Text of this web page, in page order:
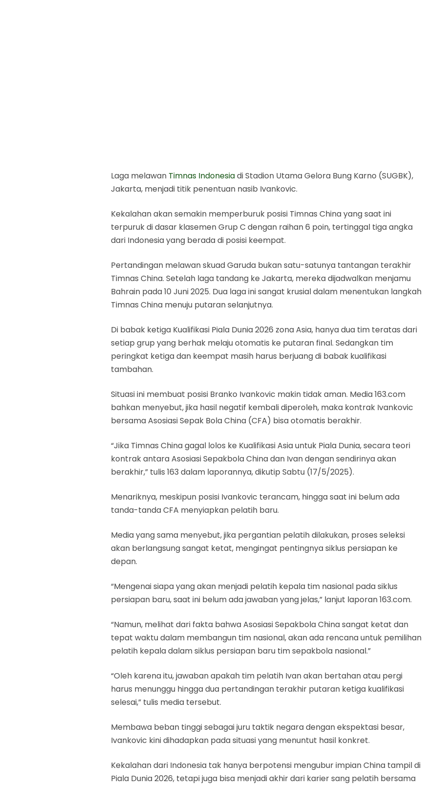
Media China Ungkap Nasib Pelatih
Branko Ivankovic Terancam Dipecat
Berita Sepak Bola Terkini Musim 2025-2026 - Sepak-
Bola.id
Bagikan ke media lain
Laga melawan Timnas Indonesiadi Stadion Utama Gelora Bung Karno (SUGBK),
Jakarta, menjadi titik penentuan nasib Ivankovic.
Kekalahan akan semakin memperburuk posisi Timnas China yang saat ini
terpuruk di dasar klasemen Grup C dengan raihan 6 poin, tertinggal tiga angka
dari Indonesia yang berada di posisi keempat.
Pertandingan melawan skuad Garuda bukan satu-satunya tantangan terakhir
Timnas China. Setelah laga tandang ke Jakarta, mereka dijadwalkan menjamu
Bahrain pada 10 Juni 2025. Dua laga ini sangat krusial dalam menentukan langkah
Timnas China menuju putaran selanjutnya.
Di babak ketiga Kualifikasi Piala Dunia 2026 zona Asia, hanya dua tim teratas dari
setiap grup yang berhak melaju otomatis ke putaran final. Sedangkan tim
peringkat ketiga dan keempat masih harus berjuang di babak kualifikasi
tambahan.
Situasi ini membuat posisi Branko Ivankovic makin tidak aman. Media 163.com
bahkan menyebut, jika hasil negatif kembali diperoleh, maka kontrak Ivankovic
bersama Asosiasi Sepak Bola China (CFA) bisa otomatis berakhir.
“Jika Timnas China gagal lolos ke Kualifikasi Asia untuk Piala Dunia, secara teori
kontrak antara Asosiasi Sepakbola China dan Ivan dengan sendirinya akan
berakhir,” tulis 163 dalam laporannya, dikutip Sabtu (17/5/2025).
Menariknya, meskipun posisi Ivankovic terancam, hingga saat ini belum ada
tanda-tanda CFA menyiapkan pelatih baru.
Media yang sama menyebut, jika pergantian pelatih dilakukan, proses seleksi
akan berlangsung sangat ketat, mengingat pentingnya siklus persiapan ke
depan.
“Mengenai siapa yang akan menjadi pelatih kepala tim nasional pada siklus
persiapan baru, saat ini belum ada jawaban yang jelas,” lanjut laporan 163.com.
“Namun, melihat dari fakta bahwa Asosiasi Sepakbola China sangat ketat dan
tepat waktu dalam membangun tim nasional, akan ada rencana untuk pemilihan
pelatih kepala dalam siklus persiapan baru tim sepakbola nasional.”
“Oleh karena itu, jawaban apakah tim pelatih Ivan akan bertahan atau pergi
harus menunggu hingga dua pertandingan terakhir putaran ketiga kualifikasi
selesai,” tulis media tersebut.
Membawa beban tinggi sebagai juru taktik negara dengan ekspektasi besar,
Ivankovic kini dihadapkan pada situasi yang menuntut hasil konkret.
Kekalahan dari Indonesia tak hanya berpotensi mengubur impian China tampil di
Piala Dunia 2026, tetapi juga bisa menjadi akhir dari karier sang pelatih bersama